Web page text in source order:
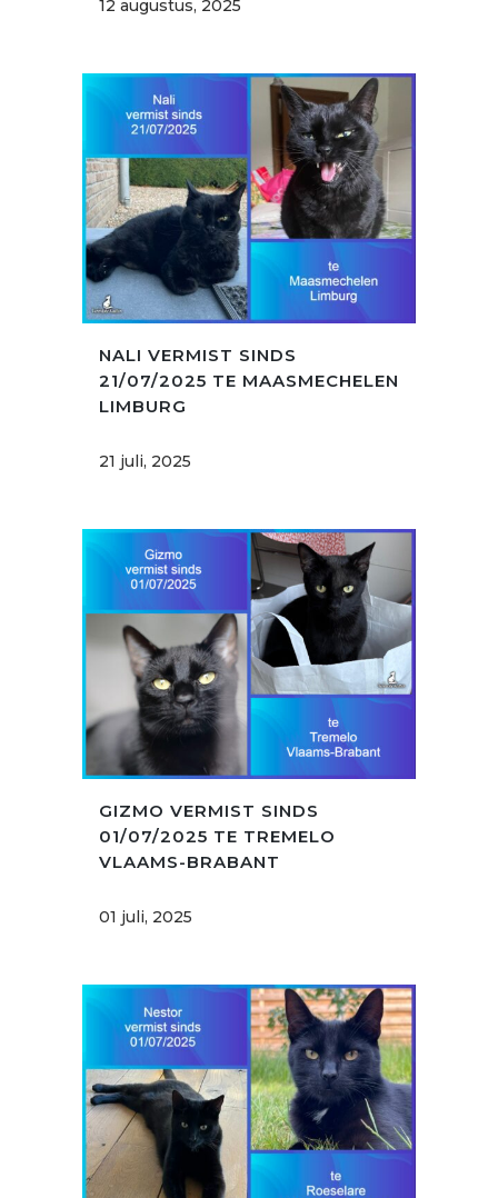
12 augustus, 2025
NALI VERMIST SINDS
21/07/2025 TE MAASMECHELEN
LIMBURG
21 juli, 2025
GIZMO VERMIST SINDS
01/07/2025 TE TREMELO
VLAAMS-BRABANT
01 juli, 2025